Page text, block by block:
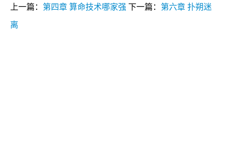
上一篇： 第四章 算命技术哪家强 下一篇： 第六章 扑朔迷
离